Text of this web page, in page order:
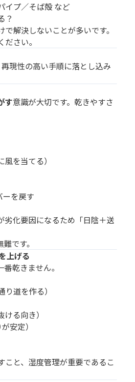
イプ／そば殻 など
？
解決しないことが多いです。
さい。
現性の高い手順に落とし込み
す意識が大切です。乾きやすさ
風を当てる）
ーを戻す
劣化要因になるため「日陰＋送
です。
上げる
乾きません。
道を作る）
る向き）
安定）
こと、湿度管理が重要であるこ